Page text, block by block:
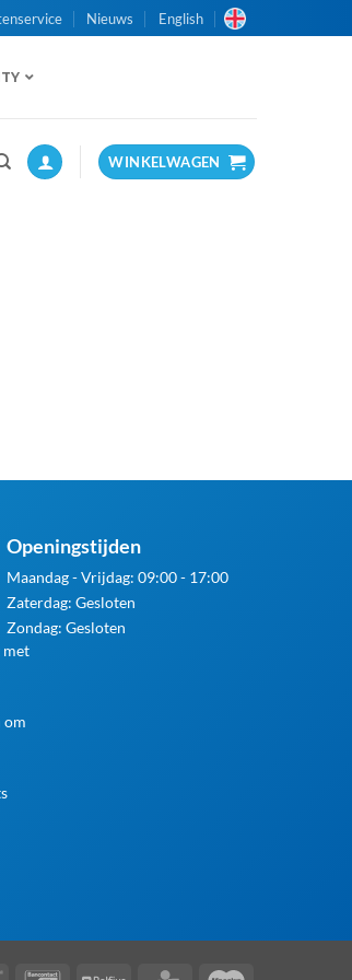
Nieuws English
WINKELWAGEN
met
om
Openingstijden
Maandag - Vrijdag: 09:00 - 17:00
Zaterdag: Gesloten
Zondag: Gesloten